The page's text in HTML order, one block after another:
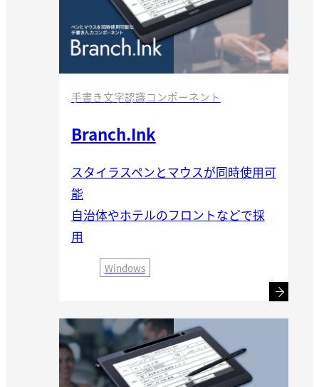
手書き文字認識コンポーネント
Branch.Ink
スタイラスペンとマウスが同時使用可
能
自治体やホテルのフロントなどで採
用
Windows